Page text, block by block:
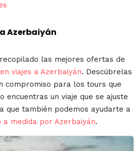
Azerbaiyán
recopilado las mejores ofertas de
viajes a Azerbaiyán. Descúbrelas
compromiso para los tours que
encuentras un viaje que se ajuste
que también podemos ayudarte a
a medida por Azerbaiyán.